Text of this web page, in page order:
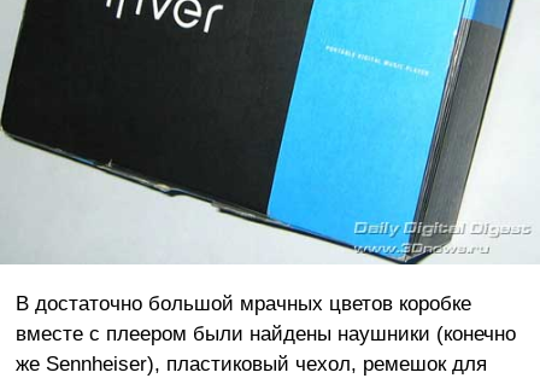
В достаточно большой мрачных цветов коробке
вместе с плеером были найдены наушники (конечно
же Sennheiser), пластиковый чехол, ремешок для